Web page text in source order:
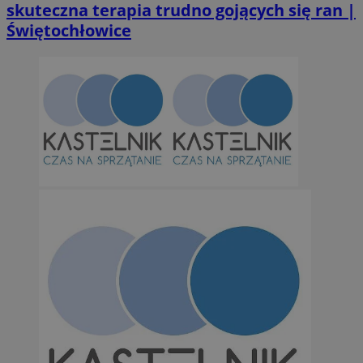
skuteczna terapia trudno gojących się ran |
Świętochłowice
.simpli.fi
INGRESSCOOKIE
NGINX Inc.
bh.contextweb.com
CookieScriptConsent